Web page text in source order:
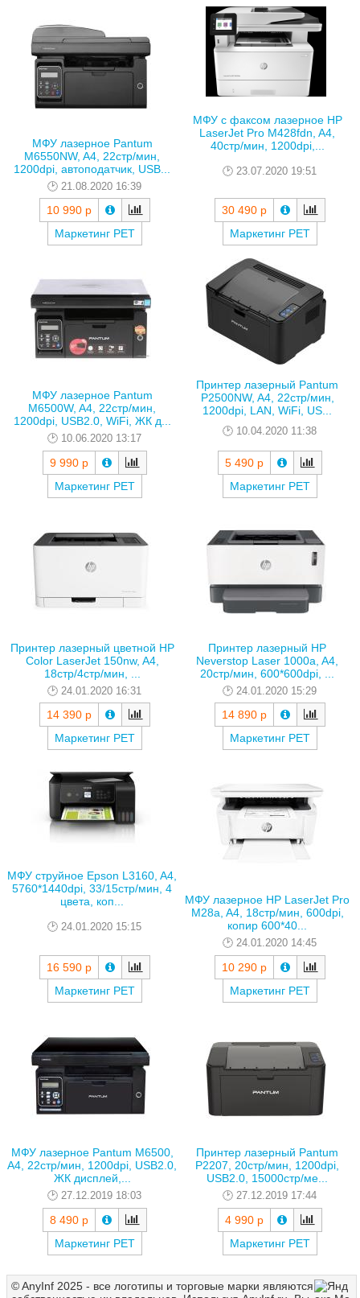
МФУ лазерное Pantum
M6550NW, A4, 22стр/мин,
1200dpi, автоподатчик, USB...
21.08.2020 16:39
10 990 р
Маркетинг РЕТ
МФУ с факсом лазерное HP
LaserJet Pro M428fdn, A4,
40стр/мин, 1200dpi,...
23.07.2020 19:51
30 490 р
Маркетинг РЕТ
МФУ лазерное Pantum
M6500W, A4, 22стр/мин,
1200dpi, USB2.0, WiFi, ЖК д...
10.06.2020 13:17
9 990 р
Маркетинг РЕТ
Принтер лазерный Pantum
P2500NW, A4, 22стр/мин,
1200dpi, LAN, WiFi, US...
10.04.2020 11:38
5 490 р
Маркетинг РЕТ
Принтер лазерный цветной HP
Color LaserJet 150nw, A4,
18стр/4стр/мин, ...
24.01.2020 16:31
14 390 р
Маркетинг РЕТ
Принтер лазерный HP
Neverstop Laser 1000a, A4,
20стр/мин, 600*600dpi, ...
24.01.2020 15:29
14 890 р
Маркетинг РЕТ
МФУ струйное Epson L3160, A4,
5760*1440dpi, 33/15стр/мин, 4
цвета, коп...
24.01.2020 15:15
16 590 р
Маркетинг РЕТ
МФУ лазерное HP LaserJet Pro
M28a, A4, 18стр/мин, 600dpi,
копир 600*40...
24.01.2020 14:45
10 290 р
Маркетинг РЕТ
МФУ лазерное Pantum M6500,
A4, 22стр/мин, 1200dpi, USB2.0,
ЖК дисплей,...
27.12.2019 18:03
8 490 р
Маркетинг РЕТ
Принтер лазерный Pantum
P2207, 20стр/мин, 1200dpi,
USB2.0, 15000стр/ме...
27.12.2019 17:44
4 990 р
Маркетинг РЕТ
© AnyInf 2025 - все логотипы и торговые марки являются